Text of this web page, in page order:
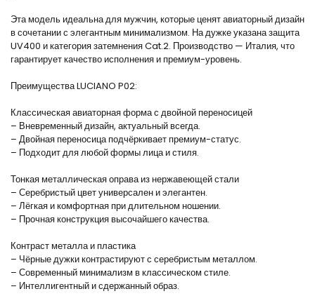
Эта модель идеальна для мужчин, которые ценят авиаторный дизайн
в сочетании с элегантным минимализмом. На дужке указана защита
UV400 и категория затемнения Cat.2. Производство — Италия, что
гарантирует качество исполнения и премиум-уровень.
Преимущества LUCIANO P02:
Классическая авиаторная форма с двойной переносицей
– Вневременный дизайн, актуальный всегда.
– Двойная переносица подчёркивает премиум-статус.
– Подходит для любой формы лица и стиля.
Тонкая металлическая оправа из нержавеющей стали
– Серебристый цвет универсален и элегантен.
– Лёгкая и комфортная при длительном ношении.
– Прочная конструкция высочайшего качества.
Контраст металла и пластика
– Чёрные дужки контрастируют с серебристым металлом.
– Современный минимализм в классическом стиле.
– Интеллигентный и сдержанный образ.